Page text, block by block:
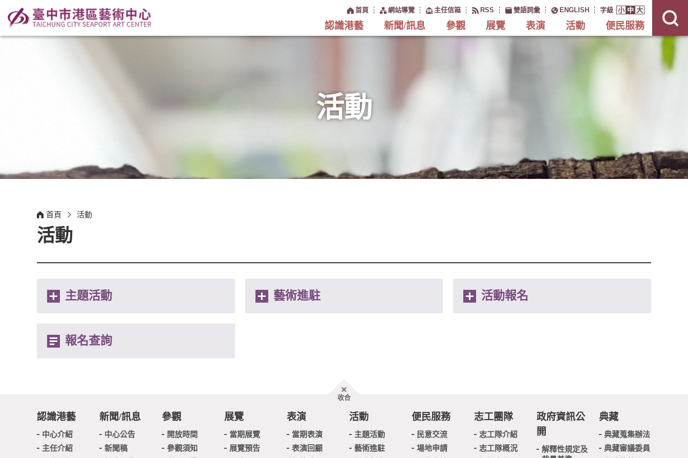
首頁 網站導覽 主任信箱 RSS 雙語詞彙 ENGLISH 字級 小 中 大
認識港藝 新聞/訊息 參觀 展覽 表演 活動 便民服務
網
站
搜
活動
首頁 活動
活動
主題活動 藝術進駐 活動報名
報名查詢
收合胖
尾
認識港藝
中心介紹
主任介紹
新聞/訊息
中心公告
新聞稿
參觀
開放時間
參觀須知
展覽
當期展覽
展覽預告
表演
當期表演
表演回顧
活動
主題活動
藝術進駐
便民服務
民意交流
場地申請
志工團隊
志工隊介紹
志工隊概況
政府資訊公
開
解釋性規定及
典藏
典藏蒐集辦法
典藏審議委員